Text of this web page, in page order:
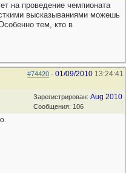
на проведение чемпионата
высказываниями можешь
тем, кто в
#74420 - 01/09/2010 13:24:41
Зарегистрирован: Aug 2010
Сообщения: 106